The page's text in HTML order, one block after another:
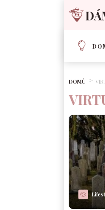
DOMŮ